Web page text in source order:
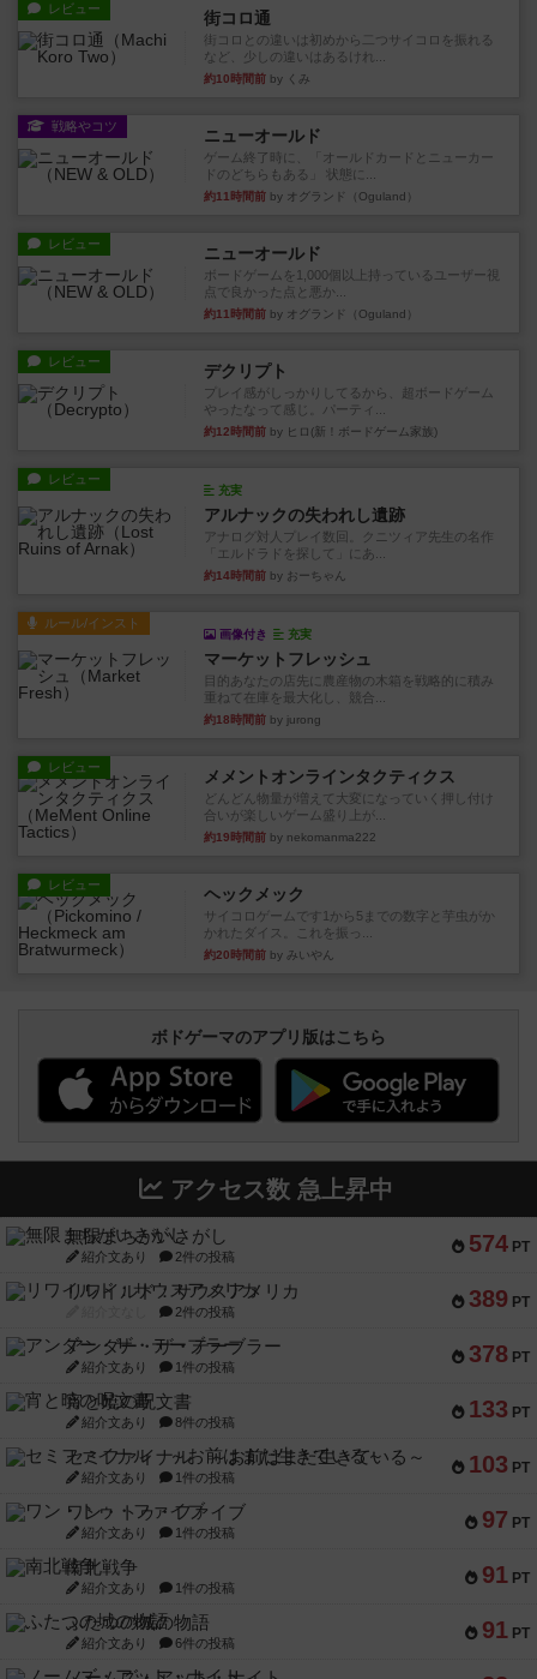
レビュー 街コロ通
街コロとの違いは初めから二つサイコロを振れる
など、少しの違いはあるけれ...
約10時間前 by くみ
戦略やコツ ニューオールド
ゲーム終了時に、「オールドカードとニューカー
ドのどちらもある」 状態に...
約11時間前 by オグランド（Oguland）
レビュー ニューオールド
ボードゲームを1,000個以上持っているユーザー視
点で良かった点と悪か...
約11時間前 by オグランド（Oguland）
レビュー デクリプト
プレイ感がしっかりしてるから、超ボードゲーム
やったなって感じ。パーティ...
約12時間前 by ヒロ(新！ボードゲーム家族)
レビュー
充実
アルナックの失われし遺跡
アナログ対人プレイ数回。クニツィア先生の名作
「エルドラドを探して」にあ...
約14時間前 by おーちゃん
ルール/インスト
画像付き 充実
マーケットフレッシュ
目的あなたの店先に農産物の木箱を戦略的に積み
重ねて在庫を最大化し、競合...
約18時間前 by jurong
レビュー メメントオンラインタクティクス
どんどん物量が増えて大変になっていく押し付け
合いが楽しいゲーム盛り上が...
約19時間前 by nekomanma222
レビュー ヘックメック
サイコロゲームです1から5までの数字と芋虫がか
かれたダイス。これを振っ...
約20時間前 by みいやん
ボドゲーマのアプリ版はこちら
アクセス数 急上昇中
574 PT
無限まちがいさがし
紹介文あり 2件の投稿
389 PT
リワイルド：サウスアメリカ
2件の投稿
378 PT
アンダー・ザ・テーブラー
紹介文あり 1件の投稿
133 PT
宵と暁の呪文書
紹介文あり 8件の投稿
103 PT
セミファイナル ～お前はまだ生きている～
紹介文あり 1件の投稿
97 PT
ワン・トゥ・ファイブ
紹介文あり 1件の投稿
91 PT
南北戦争
紹介文あり 1件の投稿
91 PT
ふたつの城の物語
紹介文あり 6件の投稿